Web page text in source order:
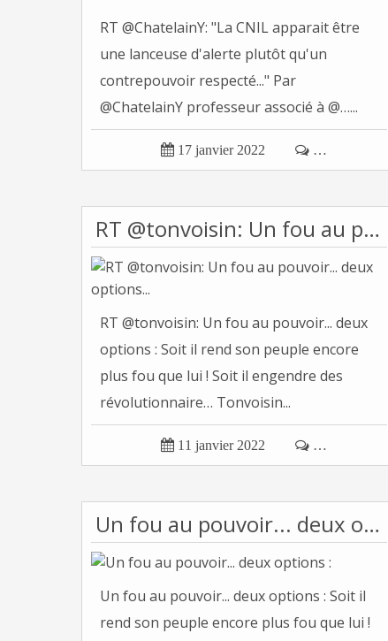
RT @ChatelainY: "La CNIL apparait être
une lanceuse d'alerte plutôt qu'un
contrepouvoir respecté..." Par
@ChatelainY professeur associé à @…...
 17 janvier 2022  …
RT @tonvoisin: Un fou au pouvoir... deux options...
RT @tonvoisin: Un fou au pouvoir... deux
options : Soit il rend son peuple encore
plus fou que lui ! Soit il engendre des
révolutionnaire… Tonvoisin...
 11 janvier 2022  …
Un fou au pouvoir... deux options :
Un fou au pouvoir... deux options : Soit il
rend son peuple encore plus fou que lui !